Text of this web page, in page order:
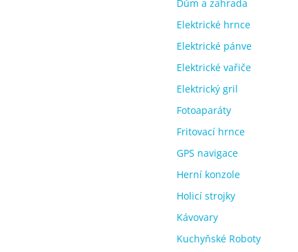
Dům a zahrada
Elektrické hrnce
Elektrické pánve
Elektrické vařiče
Elektrický gril
Fotoaparáty
Fritovací hrnce
GPS navigace
Herní konzole
Holicí strojky
Kávovary
Kuchyňské Roboty